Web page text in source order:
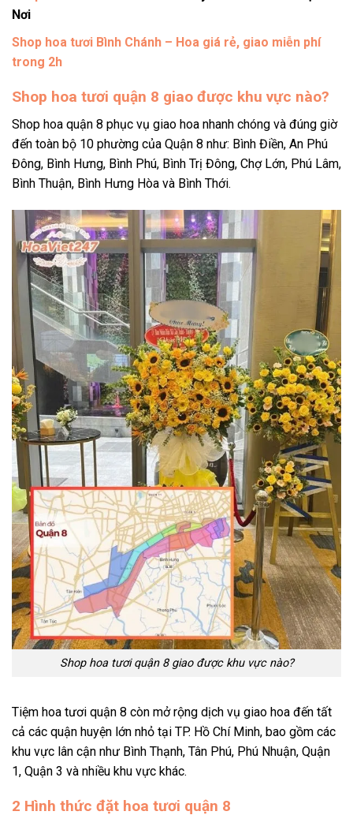
Nơi
Shop hoa tươi Bình Chánh – Hoa giá rẻ, giao miễn phí
trong 2h
Shop hoa tươi quận 8 giao được khu vực nào?
Shop hoa quận 8 phục vụ giao hoa nhanh chóng và đúng giờ
đến toàn bộ 10 phường của Quận 8 như: Bình Điền, An Phú
Đông, Bình Hưng, Bình Phú, Bình Trị Đông, Chợ Lớn, Phú Lâm,
Bình Thuận, Bình Hưng Hòa và Bình Thới.
Shop hoa tươi quận 8 giao được khu vực nào?
Tiệm hoa tươi quận 8 còn mở rộng dịch vụ giao hoa đến tất
cả các quận huyện lớn nhỏ tại TP. Hồ Chí Minh, bao gồm các
khu vực lân cận như Bình Thạnh, Tân Phú, Phú Nhuận, Quận
1, Quận 3 và nhiều khu vực khác.
2 Hình thức đặt hoa tươi quận 8